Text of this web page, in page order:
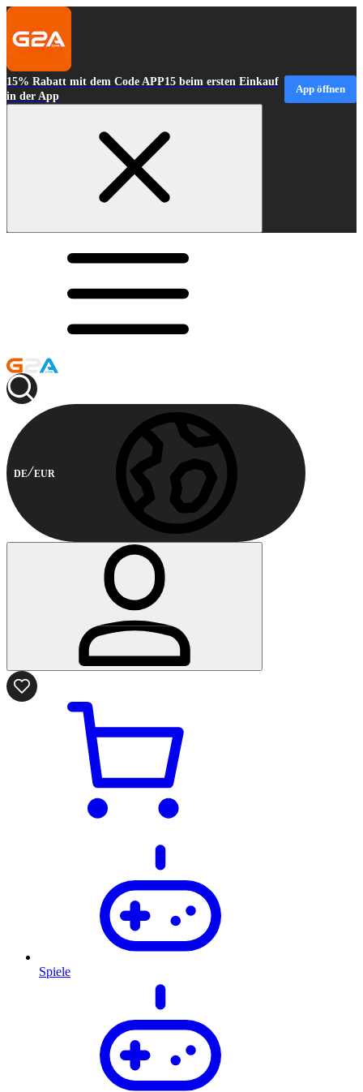
15% Rabatt mit dem Code APP15 beim ersten Einkauf
in der App
App öffnen
DE EUR
Spiele